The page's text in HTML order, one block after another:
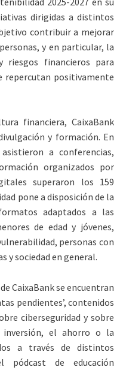
dirigidas a distintos
contribuir a mejorar
y en particular, la
riesgos financieros para
repercutan positivamente
financiera, CaixaBank
y formación. En
a conferencias,
organizados por
superaron los 159
pone a disposición de la
adaptados a las
de edad y jóvenes,
personas con
y sociedad en general.
CaixaBank se encuentran
pendientes’, contenidos
ciberseguridad y sobre
el ahorro o la
a través de distintos
pódcast de educación